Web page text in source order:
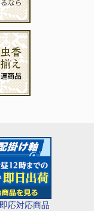
即応対応商品